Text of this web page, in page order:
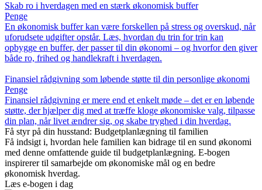
Skab ro i hverdagen med en stærk økonomisk buffer
Penge
En økonomisk buffer kan være forskellen på stress og overskud, når
uforudsete udgifter opstår. Læs, hvordan du trin for trin kan
opbygge en buffer, der passer til din økonomi – og hvorfor den giver
både ro, frihed og handlekraft i hverdagen.
Finansiel rådgivning som løbende støtte til din personlige økonomi
Penge
Finansiel rådgivning er mere end et enkelt møde – det er en løbende
støtte, der hjælper dig med at træffe kloge økonomiske valg, tilpasse
din plan, når livet ændrer sig, og skabe tryghed i din hverdag.
Få styr på din husstand: Budgetplanlægning til familien
Få indsigt i, hvordan hele familien kan bidrage til en sund økonomi
med denne omfattende guide til budgetplanlægning. E-bogen
inspirerer til samarbejde om økonomiske mål og en bedre
økonomisk hverdag.
Læs e-bogen i dag